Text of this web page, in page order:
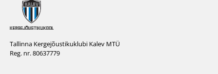
Tallinna Kergejõustikuklubi Kalev MTÜ
Reg. nr. 80637779